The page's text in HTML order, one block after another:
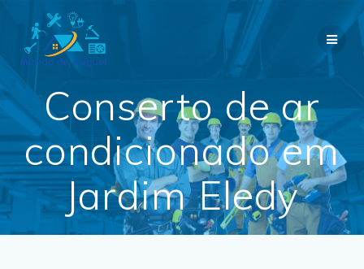
Conserto de ar
condicionado em
Jardim Eledy